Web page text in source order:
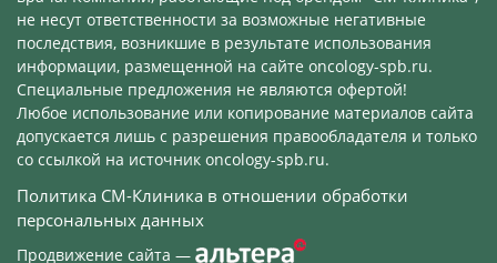
не несут ответственности за возможные негативные
последствия, возникшие в результате использования
информации, размещенной на сайте oncology-spb.ru.
Специальные предложения не являются офертой!
Любое использование или копирование материалов сайта
допускается лишь с разрешения правообладателя и только
со ссылкой на источник oncology-spb.ru.
Политика СМ-Клиника в отношении обработки
персональных данных
Продвижение сайта —